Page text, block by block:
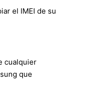
el IMEI de su
cualquier
que